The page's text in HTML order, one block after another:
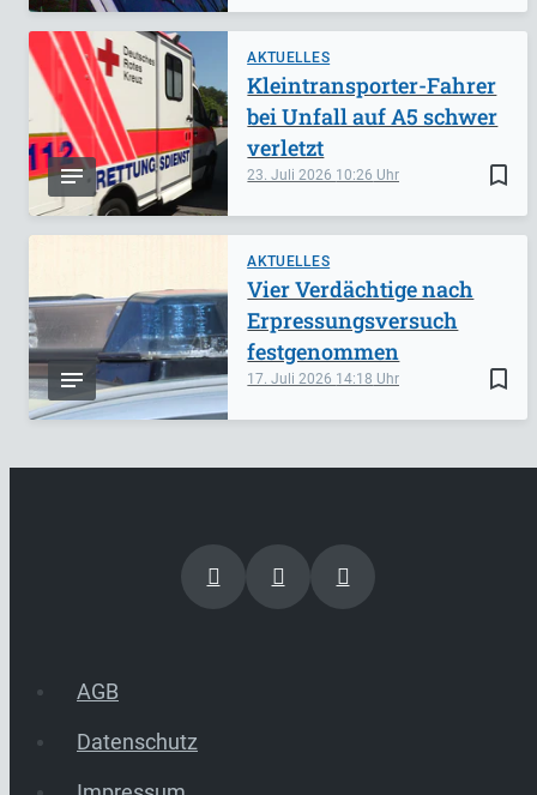
AKTUELLES
bookmark_border
23. Juli 2026 10:26
Kleintransporter-Fahrer
bei Unfall auf A5 schwer
verletzt
AKTUELLES
bookmark_border
17. Juli 2026 14:18
Vier Verdächtige nach
Erpressungsversuch
festgenommen
AGB
Datenschutz